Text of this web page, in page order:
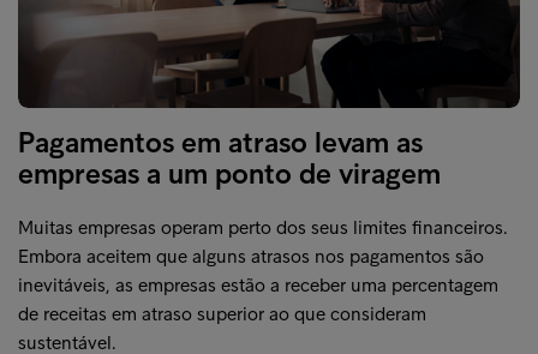
Pagamentos em atraso levam as
empresas a um ponto de viragem
Muitas empresas operam perto dos seus limites financeiros.
Embora aceitem que alguns atrasos nos pagamentos são
inevitáveis, as empresas estão a receber uma percentagem
de receitas em atraso superior ao que consideram
sustentável.